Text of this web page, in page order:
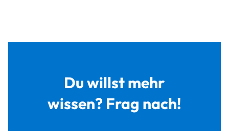
Du willst mehr
wissen? Frag nach!